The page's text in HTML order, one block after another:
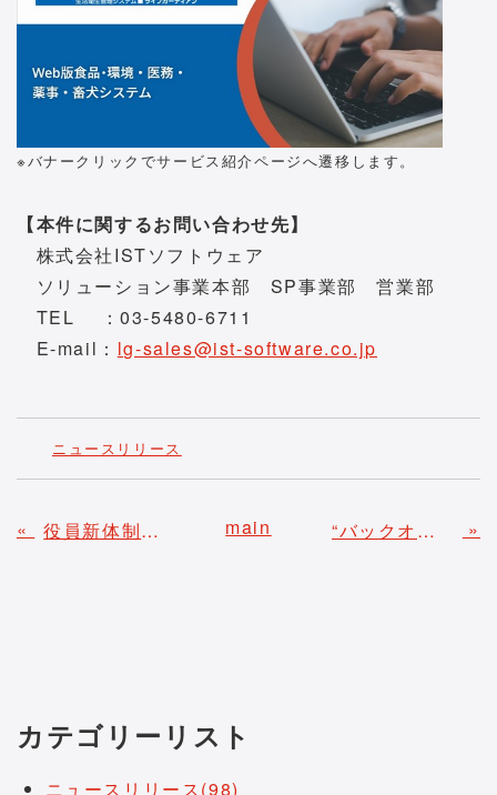
※バナークリックでサービス紹介ページへ遷移します。
【本件に関するお問い合わせ先】
株式会社ISTソフトウェア
ソリューション事業本部 SP事業部 営業部
TEL ：03-5480-6711
E-mail： lg-sales@ist-software.co.jp
ニュースリリース
« 役員新体制について main “バックオフィスDXPO東京‘24【夏】 ITインフラ・セキュリティ展”へ出展いたします »
カテゴリーリスト
ニュースリリース(98)